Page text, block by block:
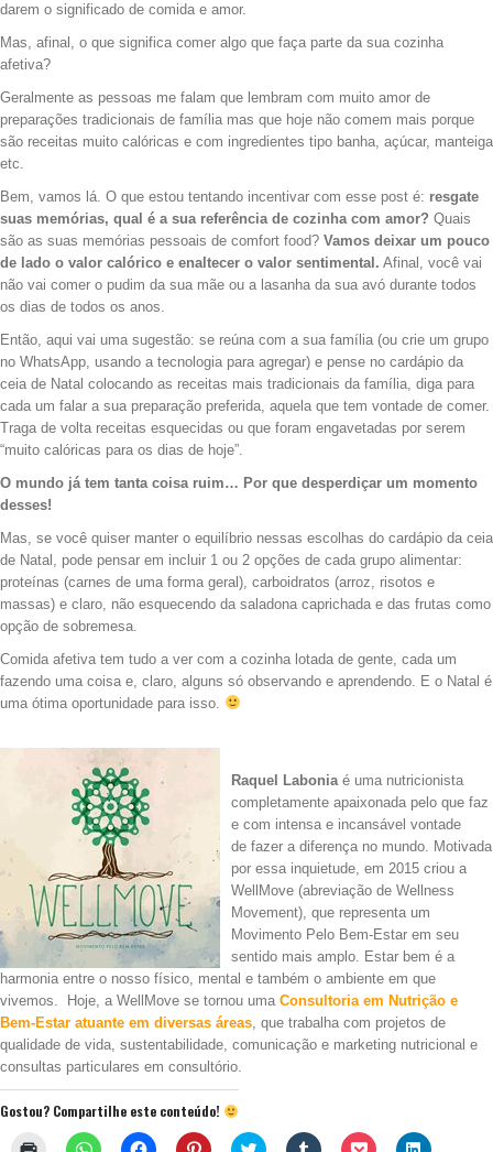
darem o significado de comida e amor.
Mas, afinal, o que significa comer algo que faça parte da sua cozinha
afetiva?
Geralmente as pessoas me falam que lembram com muito amor de
preparações tradicionais de família mas que hoje não comem mais porque
são receitas muito calóricas e com ingredientes tipo banha, açúcar, manteiga
etc.
Bem, vamos lá. O que estou tentando incentivar com esse post é: resgate
suas memórias, qual é a sua referência de cozinha com amor? Quais
são as suas memórias pessoais de comfort food? Vamos deixar um pouco
de lado o valor calórico e enaltecer o valor sentimental. Afinal, você vai
não vai comer o pudim da sua mãe ou a lasanha da sua avó durante todos
os dias de todos os anos.
Então, aqui vai uma sugestão: se reúna com a sua família (ou crie um grupo
no WhatsApp, usando a tecnologia para agregar) e pense no cardápio da
ceia de Natal colocando as receitas mais tradicionais da família, diga para
cada um falar a sua preparação preferida, aquela que tem vontade de comer.
Traga de volta receitas esquecidas ou que foram engavetadas por serem
“muito calóricas para os dias de hoje”.
O mundo já tem tanta coisa ruim… Por que desperdiçar um momento
desses!
Mas, se você quiser manter o equilíbrio nessas escolhas do cardápio da ceia
de Natal, pode pensar em incluir 1 ou 2 opções de cada grupo alimentar:
proteínas (carnes de uma forma geral), carboidratos (arroz, risotos e
massas) e claro, não esquecendo da saladona caprichada e das frutas como
opção de sobremesa.
Comida afetiva tem tudo a ver com a cozinha lotada de gente, cada um
fazendo uma coisa e, claro, alguns só observando e aprendendo. E o Natal é
uma ótima oportunidade para isso.
Raquel Laboniaé uma nutricionista
completamente apaixonada pelo que faz
e com intensa e incansável vontade
de fazer a diferença no mundo. Motivada
por essa inquietude, em 2015 criou a
WellMove (abreviação de Wellness
Movement), que representa um
Movimento Pelo Bem-Estar em seu
sentido mais amplo. Estar bem é a
harmonia entre o nosso físico, mental e também o ambiente em que
vivemos. Hoje, a WellMove se tornou uma Consultoria em Nutrição e
Bem-Estar atuante em diversas áreas, que trabalha com projetos de
qualidade de vida, sustentabilidade, comunicação e marketing nutricional e
consultas particulares em consultório.
Gostou? Compartilhe este conteúdo!
Clique Clique Clique Clique Clique Clique Clique Clique